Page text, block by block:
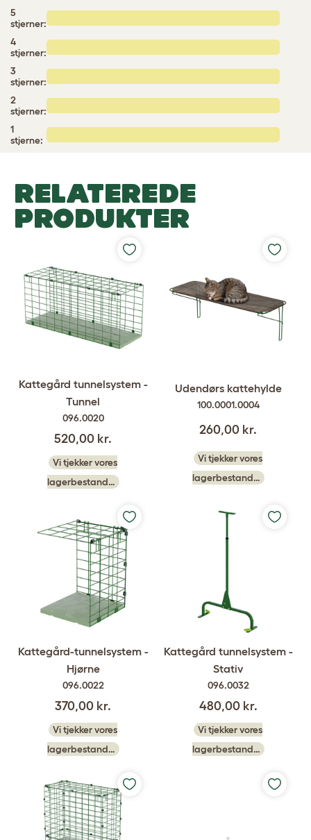
5
stjerner:
4
stjerner:
3
stjerner:
2
stjerner:
1
stjerne:
RELATEREDE
PRODUKTER
Kattegård tunnelsystem -
Tunnel
096.0020
520,00 kr.
Vi tjekker vores
lagerbestand…
Udendørs kattehylde
100.0001.0004
260,00 kr.
Vi tjekker vores
lagerbestand…
Kattegård-tunnelsystem -
Hjørne
096.0022
370,00 kr.
Vi tjekker vores
lagerbestand…
Kattegård tunnelsystem -
Stativ
096.0032
480,00 kr.
Vi tjekker vores
lagerbestand…